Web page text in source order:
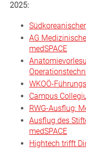
2025:
AG
medSPACE
WKOÖ-
Campus
RWG-Ausflug:
Ausflug des
medSPACE
Hightech trifft